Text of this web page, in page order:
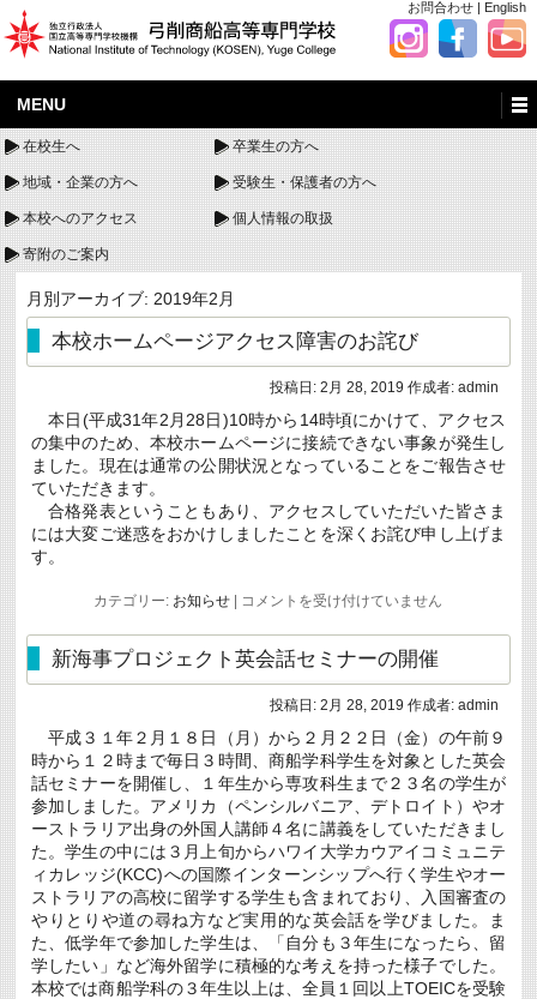
お問合わせ | English
MENU
在校生へ 卒業生の方へ
地域・企業の方へ 受験生・保護者の方へ
本校へのアクセス 個人情報の取扱
寄附のご案内
月別アーカイブ: 2019年2月
本校ホームページアクセス障害のお詫び
投稿日: 2月 28, 2019 作成者: admin
本日(平成31年2月28日)10時から14時頃にかけて、アクセス
の集中のため、本校ホームページに接続できない事象が発生し
ました。現在は通常の公開状況となっていることをご報告させ
ていただきます。
合格発表ということもあり、アクセスしていただいた皆さま
には大変ご迷惑をおかけしましたことを深くお詫び申し上げま
す。
カテゴリー: お知らせ
本
ホ
ー
ム
ペ
ア
ク
セ
ス
障
害
の
お
詫
び
は
コメントを受け付けていません
新海事プロジェクト英会話セミナーの開催
投稿日: 2月 28, 2019 作成者: admin
平成３１年２月１８日（月）から２月２２日（金）の午前９
時から１２時まで毎日３時間、商船学科学生を対象とした英会
話セミナーを開催し、１年生から専攻科生まで２３名の学生が
参加しました。アメリカ（ペンシルバニア、デトロイト）やオ
ーストラリア出身の外国人講師４名に講義をしていただきまし
た。学生の中には３月上旬からハワイ大学カウアイコミュニテ
ィカレッジ(KCC)への国際インターンシップへ行く学生やオー
ストラリアの高校に留学する学生も含まれており、入国審査の
やりとりや道の尋ね方など実用的な英会話を学びました。ま
た、低学年で参加した学生は、「自分も３年生になったら、留
学したい」など海外留学に積極的な考えを持った様子でした。
本校では商船学科の３年生以上は、全員１回以上TOEICを受験